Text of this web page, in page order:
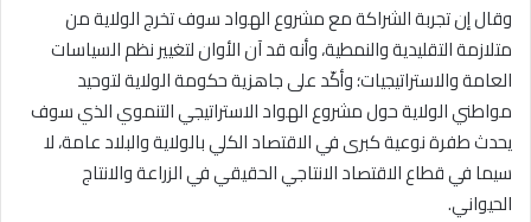
وقال إن تجربة الشراكة مع مشروع الهواد سوف تخرج الولاية من
متلازمة التقليدية والنمطية، وأنه قد آن الأوان لتغيير نظم السياسات
العامة والاستراتيجيات؛ وأكّد على جاهزية حكومة الولاية لتوحيد
مواطني الولاية حول مشروع الهواد الاستراتيجي التنموي الذي سوف
يحدث طفرة نوعية كبرى في الاقتصاد الكلي بالولاية والبلاد عامة، لا
سيما في قطاع الاقتصاد الانتاجي الحقيقي في الزراعة والانتاج
الحيواني.